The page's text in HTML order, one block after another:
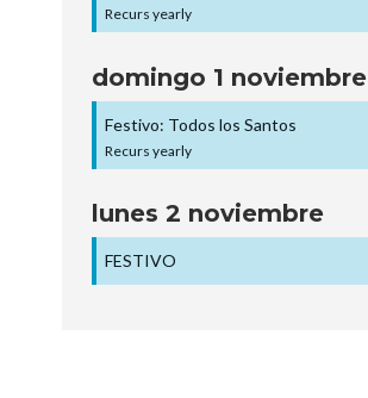
Recurs yearly
domingo 1 noviembre
Festivo: Todos los Santos
Recurs yearly
lunes 2 noviembre
FESTIVO